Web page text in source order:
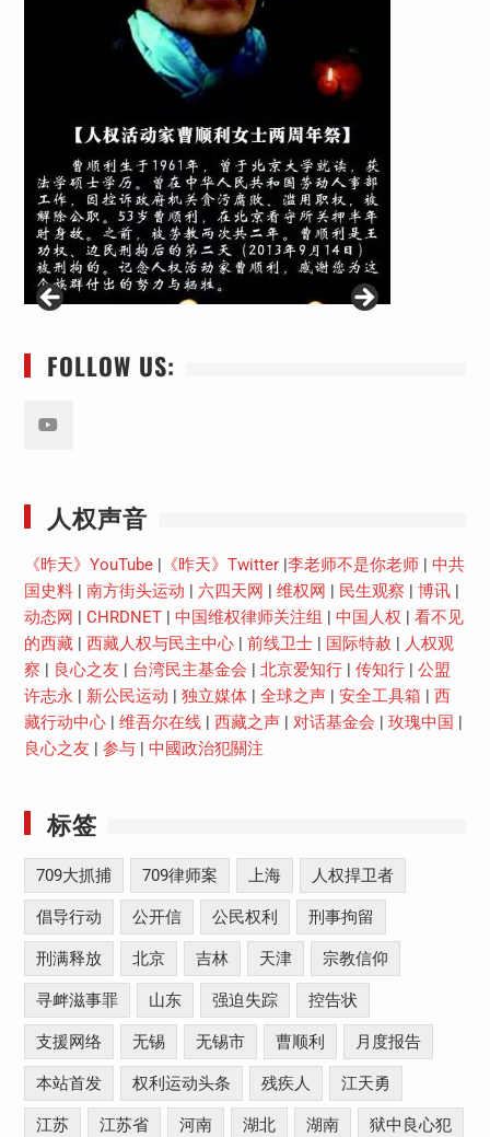
FOLLOW US:
人权声音
《昨天》YouTube| 《昨天》Twitter| 李老师不是你老师| 中共
国史料| 南方街头运动 六四天网 维权网 民生观察 博讯|
动态网
CHRDNET| 中国维权律师关注组 中国人权
看不见
的西藏| 西藏人权与民主中心| 前线卫士| 国际特赦
人权观
察
良心之友 台湾民主基金会 北京爱知行| 传知行| 公盟
许志永
新公民运动 独立媒体| 全球之声| 安全工具箱
西
藏行动中心| 维吾尔在线| 西藏之声| 对话基金会 玫瑰中国
良心之友
参与| 中國政治犯關注
标签
709大抓捕 709律师案 上海 人权捍卫者
倡导行动 公开信 公民权利 刑事拘留
刑满释放 北京 吉林 天津 宗教信仰
寻衅滋事罪 山东 强迫失踪 控告状
支援网络 无锡 无锡市 曹顺利 月度报告
本站首发 权利运动头条 残疾人 江天勇
江苏 江苏省 河南 湖北 湖南 狱中良心犯